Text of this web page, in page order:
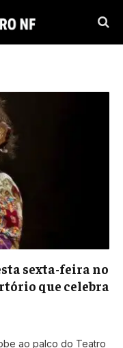
sexta-feira no
que celebra
ao palco do Teatro